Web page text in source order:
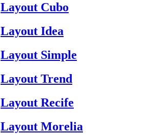
Layout Cubo
Layout Idea
Layout Simple
Layout Trend
Layout Recife
Layout Morelia